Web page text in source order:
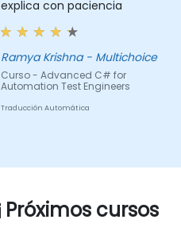
explica con paciencia
Ramya Krishna - Multichoice
Curso - Advanced C# for
Automation Test Engineers
Traducción Automática
Próximos cursos